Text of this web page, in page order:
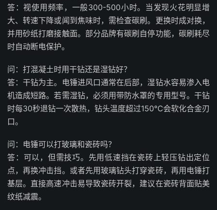
答：视使用频率，一般300-500小时。当发现火花明显增
大、转速下降或闻到焦味时，需检查碳刷。更换时成对换，
并用砂纸打磨接触面。部分品牌有碳刷自停功能，碳刷耗尽
时自动断电保护。
问：打混凝土时用干钻还是湿钻好？
答：干钻为主。电锤进风口通常在后部，湿钻水容易渗入电
机造成短路。若需湿钻，必须用带防水罩的专用型号。干钻
时每30秒退钻一次散热，钻头温度超过150℃会软化合金刃
口。
问：电锤可以打玻璃和瓷砖吗？
答：可以，但需技巧。先用低速挡在瓷砖上轻压钻出定位
点，再换冲击挡。或者先用玻璃钻头打穿瓷砖，再用电锤打
基层。直接高速冲击易导致瓷砖开裂，建议在瓷砖背面贴美
纹纸减震。